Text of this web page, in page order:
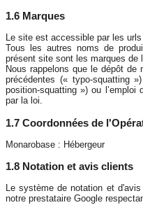
1.6 Marques
Le site est accessible par les
Tous les autres noms de
présent site sont les marques de
Nous rappelons que le dépôt
précédentes (« typo-squatting
position-squatting ») ou
par la loi.
1.7 Coordonnées de
Monarobase : Hébergeur
1.8 Notation et avis clients
Le système de notation et
notre prestataire Google